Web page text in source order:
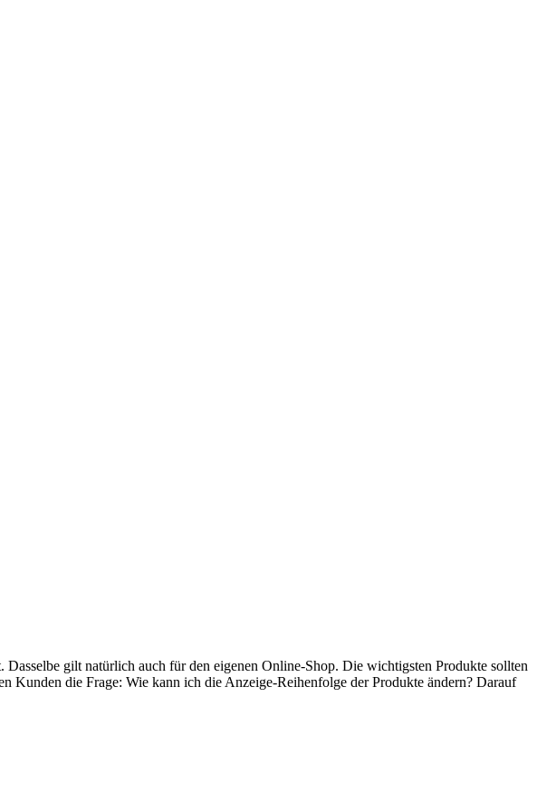
gilt natürlich auch für den eigenen Online-Shop. Die wichtigsten Produkte sollten
Kunden die Frage: Wie kann ich die Anzeige-Reihenfolge der Produkte ändern? Darauf